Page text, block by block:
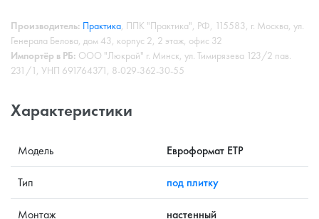
Производитель: Практика, ППК "Практика", РФ, 115583, г. Москва, ул.
Генерала Белова, дом 43, корпус 2, 2 этаж, офис 32
Импортёр в РБ: ООО "Люкрай" г. Минск, ул. Тимирязева 123/2 пав.
231/1, УНП 691764371, 8-029-362-30-55
Характеристики
Модель Евроформат ЕТР
Тип под плитку
Монтаж настенный